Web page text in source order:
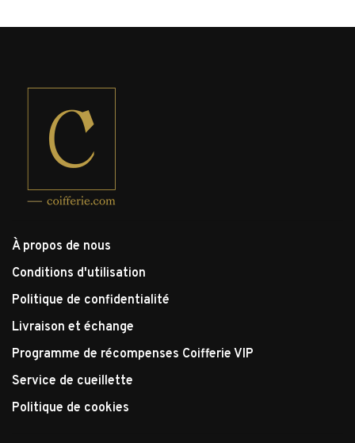
À propos de nous
Conditions d'utilisation
Politique de confidentialité
Livraison et échange
Programme de récompenses Coifferie VIP
Service de cueillette
Politique de cookies